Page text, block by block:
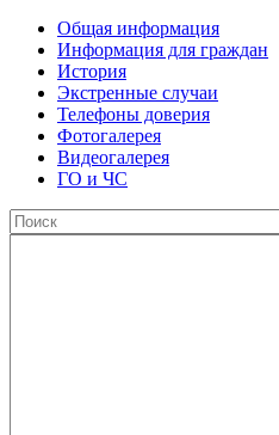
Общая информация
Информация для граждан
История
Экстренные случаи
Телефоны доверия
Фотогалерея
Видеогалерея
ГО и ЧС